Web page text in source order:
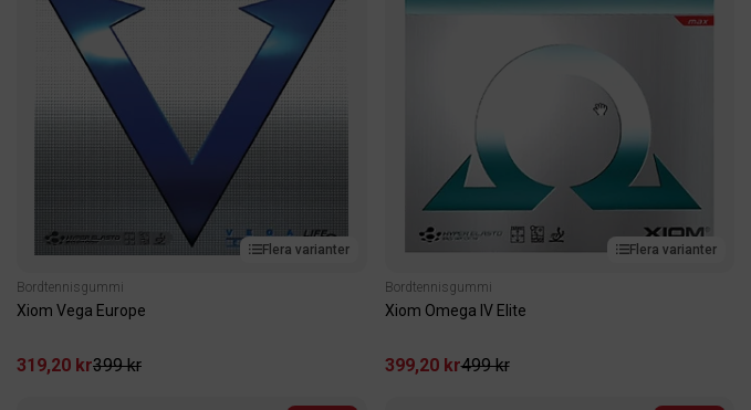
Flera varianter
Bordtennisgummi
Xiom Vega Europe
319,20 kr399 kr
Flera varianter
Bordtennisgummi
Xiom Omega IV Elite
399,20 kr499 kr